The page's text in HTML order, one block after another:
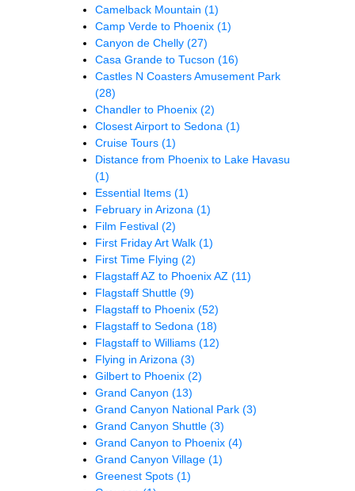
Camelback Mountain (1)
Camp Verde to Phoenix (1)
Canyon de Chelly (27)
Casa Grande to Tucson (16)
Castles N Coasters Amusement Park
(28)
Chandler to Phoenix (2)
Closest Airport to Sedona (1)
Cruise Tours (1)
Distance from Phoenix to Lake Havasu
(1)
Essential Items (1)
February in Arizona (1)
Film Festival (2)
First Friday Art Walk (1)
First Time Flying (2)
Flagstaff AZ to Phoenix AZ (11)
Flagstaff Shuttle (9)
Flagstaff to Phoenix (52)
Flagstaff to Sedona (18)
Flagstaff to Williams (12)
Flying in Arizona (3)
Gilbert to Phoenix (2)
Grand Canyon (13)
Grand Canyon National Park (3)
Grand Canyon Shuttle (3)
Grand Canyon to Phoenix (4)
Grand Canyon Village (1)
Greenest Spots (1)